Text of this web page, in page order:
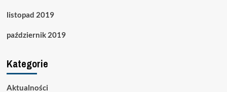
listopad 2019
październik 2019
Kategorie
Aktualności